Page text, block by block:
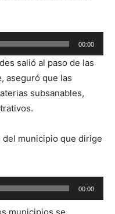
00:00
salió al paso de las
aseguró que las
subsanables,
del municipio que dirige
00:00
municipios se